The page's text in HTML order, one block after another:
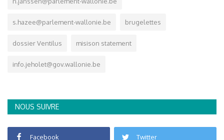
s.hazee@parlement-wallonie.be brugelettes
dossier Ventilus misison statement
info.jeholet@gov.wallonie.be
NOUS SUIVRE
Facebook Twitter